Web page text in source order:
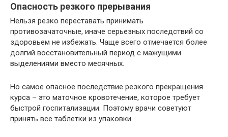
Опасность резкого прерывания
Нельзя резко переставать принимать
противозачаточные, иначе серьезных последствий со
здоровьем не избежать. Чаще всего отмечается более
долгий восстановительный период с мажущими
выделениями вместо месячных.
Но самое опасное последствие резкого прекращения
курса – это маточное кровотечение, которое требует
быстрой госпитализации. Поэтому врачи советуют
принять все таблетки из упаковки.